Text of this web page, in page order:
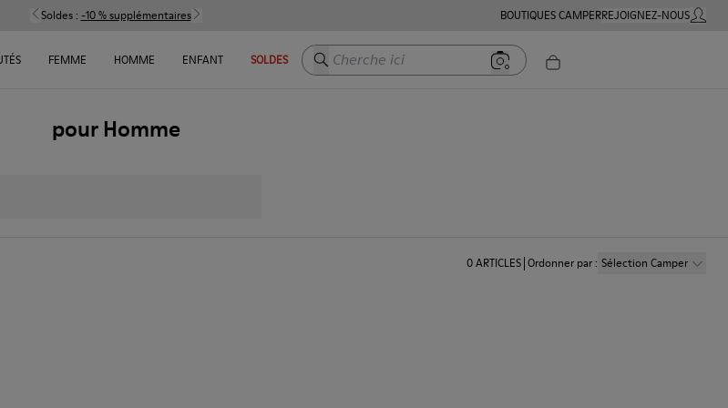
Soldes : -10 % supplémentaires BOUTIQUES CAMPERREJOIGNEZ-NOUSMON
FEMME HOMME ENFANT SOLDES Cherche ici
pour Homme
0ARTICLES Ordonner par: Sélection Camper